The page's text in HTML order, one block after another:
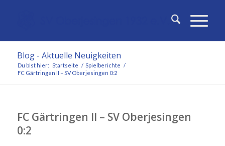
Blog - Aktuelle Neuigkeiten
Du bist hier: Startseite / Spielberichte /
FC Gärtringen II – SV Oberjesingen 0:2
FC Gärtringen II – SV Oberjesingen
0:2